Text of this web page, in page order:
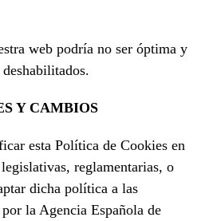
web podría no ser óptima y
Y CAMBIOS
esta Política de Cookies en
reglamentarias, o
dicha política a las
la Agencia Española de